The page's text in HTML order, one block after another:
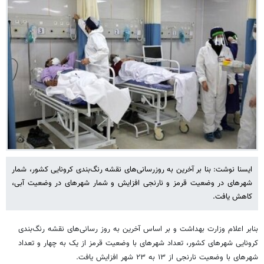
ایسنا نوشت: بنا بر آخرین به روزرسانی‌های نقشه رنگ‌بندی کرونایی کشور، شمار
شهرهای در وضعیت قرمز و نارنجی افزایش و شمار شهرهای در وضعیت آبی،
کاهش یافت.
بنابر اعلام وزارت بهداشت و بر اساس آخرین به روز رسانی‌های نقشه رنگ‌بندی
کرونایی شهرهای کشور، تعداد شهرهای با وضعیت قرمز از یک به چهار و تعداد
شهرهای با وضعیت نارنجی از ۱۳ به ۲۳ شهر افزایش یافت.